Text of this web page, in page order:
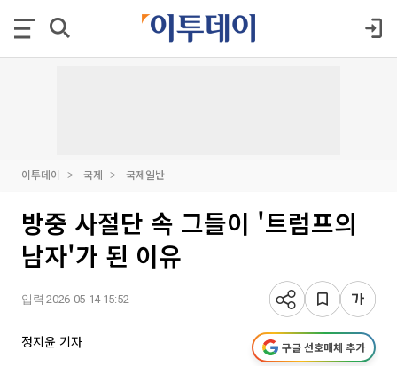
이투데이 국제 국제일반
방중 사절단 속 그들이 '트럼프의
남자'가 된 이유
입력 2026-05-14 15:52
정지윤 기자 구글 선호매체 추가